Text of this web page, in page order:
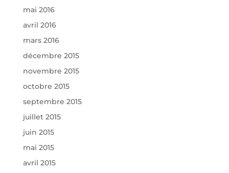
mai 2016
avril 2016
mars 2016
décembre 2015
novembre 2015
octobre 2015
septembre 2015
juillet 2015
juin 2015
mai 2015
avril 2015